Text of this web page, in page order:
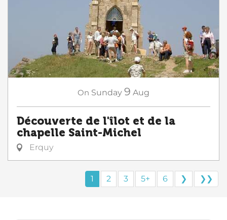
On Sunday 9 Aug
Découverte de l'îlot et de la
chapelle Saint-Michel
Erquy
1 2 3 5+ 6 ❯ ❯❯